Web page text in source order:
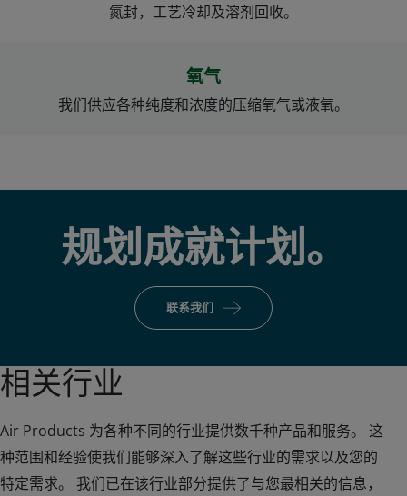
氮封，工艺冷却及溶剂回收。
氧气
我们供应各种纯度和浓度的压缩氧气或液氧。
规划成就计划。
联系我们
相关行业
Air Products 为各种不同的行业提供数千种产品和服务。 这
种范围和经验使我们能够深入了解这些行业的需求以及您的
特定需求。 我们已在该行业部分提供了与您最相关的信息，